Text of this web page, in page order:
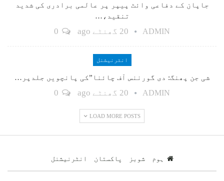
جاپان کے دفاعی وائٹ پیپر پر عالمی برادری کی شدید
تنقید،…
ADMIN 20 گھنٹے ago
انٹرنیشنل
شی جن پھنگ: دی گورننس آف چائنا”کی پانچویں جلدپر…
ADMIN 20 گھنٹے ago
LOAD MORE POSTS
ہوم شوبز پاکستان انٹرنیشنل